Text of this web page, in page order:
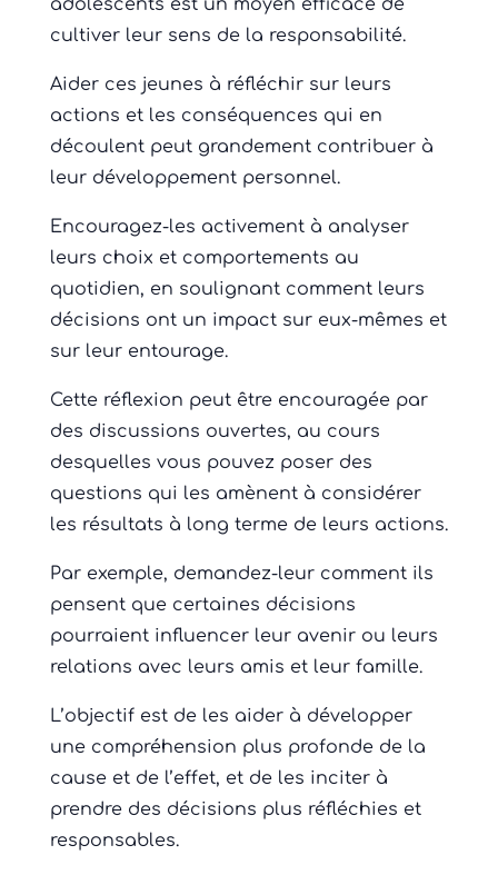
adolescents est un moyen efficace de
cultiver leur sens de la responsabilité.
Aider ces jeunes à réfléchir sur leurs
actions et les conséquences qui en
découlent peut grandement contribuer à
leur développement personnel.
Encouragez-les activement à analyser
leurs choix et comportements au
quotidien, en soulignant comment leurs
décisions ont un impact sur eux-mêmes et
sur leur entourage.
Cette réflexion peut être encouragée par
des discussions ouvertes, au cours
desquelles vous pouvez poser des
questions qui les amènent à considérer
les résultats à long terme de leurs actions.
Par exemple, demandez-leur comment ils
pensent que certaines décisions
pourraient influencer leur avenir ou leurs
relations avec leurs amis et leur famille.
L’objectif est de les aider à développer
une compréhension plus profonde de la
cause et de l’effet, et de les inciter à
prendre des décisions plus réfléchies et
responsables.